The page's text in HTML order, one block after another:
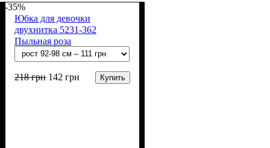
б, 6% лайкра)
-35%
Юбка для девочки
двухнитка 5231-362
Пыльная роза
218грн 142 грн Купить